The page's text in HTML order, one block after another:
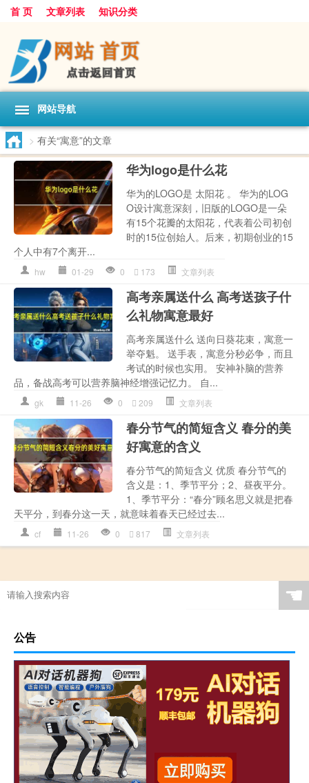
首 页 文章列表 知识分类
网站导航
> 有关“寓意”的文章
华为logo是什么花
华为的LOGO是 太阳花 。 华为的LOG
O设计寓意深刻，旧版的LOGO是一朵
有15个花瓣的太阳花，代表着公司初创
时的15位创始人。后来，初期创业的15
个人中有7个离开...
hw 01-29 0 173 文章列表
高考亲属送什么 高考送孩子什
么礼物寓意最好
高考亲属送什么 送向日葵花束，寓意一
举夺魁。 送手表，寓意分秒必争，而且
考试的时候也实用。 安神补脑的营养
品，备战高考可以营养脑神经增强记忆力。 自...
gk 11-26 0 209 文章列表
春分节气的简短含义 春分的美
好寓意的含义
春分节气的简短含义 优质 春分节气的
含义是：1、季节平分；2、昼夜平分。
1、季节平分：“春分”顾名思义就是把春
天平分，到春分这一天，就意味着春天已经过去...
cf 11-26 0 817 文章列表
☚
公告